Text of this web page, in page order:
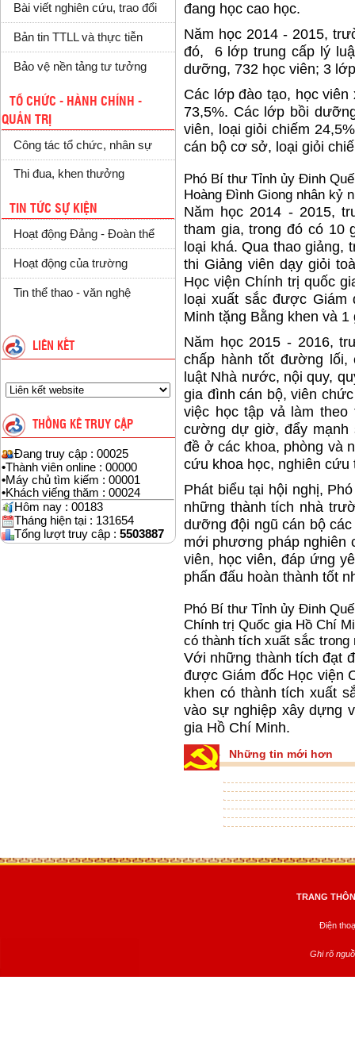
Bài viết nghiên cứu, trao đổi
Bản tin TTLL và thực tiễn
Bảo vệ nền tảng tư tưởng
TỔ CHỨC - HÀNH CHÍNH -
QUẢN TRỊ
Công tác tổ chức, nhân sự
Thi đua, khen thưởng
TIN TỨC SỰ KIỆN
Hoạt động Đảng - Đoàn thể
Hoạt động của trường
Tin thể thao - văn nghệ
LIÊN KẾT
THỐNG KÊ TRUY CẬP
Đang truy cập : 00025
•Thành viên online : 00000
•Máy chủ tìm kiếm : 00001
•Khách viếng thăm : 00024
Hôm nay : 00183
Tháng hiện tại : 131654
Tổng lượt truy cập : 5503887
đang học cao học.
Năm học 2014 - 2015,
đó, 6 lớp trung cấp lý
dưỡng, 732 học viên; 3
Các lớp đào tạo, học viên
73,5%. Các lớp bồi
viên, loại giỏi chiếm
cán bộ cơ sở, loại giỏi
Phó Bí thư Tỉnh ủy Đinh
Hoàng Đình Giong nhân kỷ
Năm học 2014 - 2015,
tham gia, trong đó có 10
loại khá. Qua thao
thi Giảng viên dạy giỏi
Học viện Chính trị quốc
loại xuất sắc được
Minh tặng Bằng khen và
Năm học 2015 - 2016,
chấp hành tốt đường lối,
luật Nhà nước, nội quy,
gia đình cán bộ, viên
việc học tập vả làm
cường dự giờ, đẩy mạnh
đề ở các khoa, phòng và
cứu khoa học, nghiên cứu
Phát biểu tại hội nghị,
những thành tích nhà
dưỡng đội ngũ cán bộ
mới phương pháp nghiên
viên, học viên, đáp ứng
phấn đấu hoàn thành tốt
Phó Bí thư Tỉnh ủy Đinh
Chính trị Quốc gia Hồ Chí
có thành tích xuất sắc trong
Với những thành tích đạt
được Giám đốc Học viện
khen có thành tích xuất
vào sự nghiệp xây dựng
gia Hồ Chí Minh.
Những tin mới hơn
TRANG
Điện
Ghi rõ